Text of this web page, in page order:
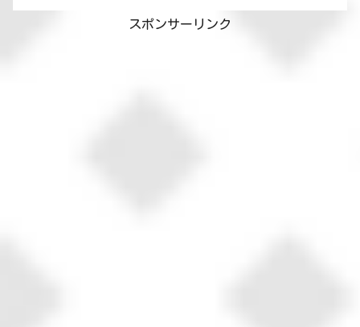
想像するニュースになるようないじめの
ように重たいものまであり...
スポンサーリンク